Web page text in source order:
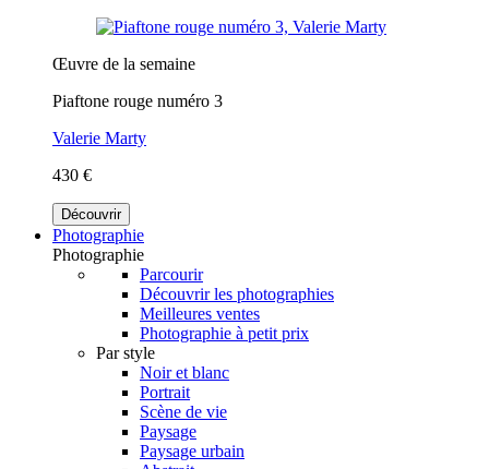
Œuvre de la semaine
Piaftone rouge numéro 3
Valerie Marty
430 €
Découvrir
Photographie
Photographie
Parcourir
Découvrir les photographies
Meilleures ventes
Photographie à petit prix
Par style
Noir et blanc
Portrait
Scène de vie
Paysage
Paysage urbain